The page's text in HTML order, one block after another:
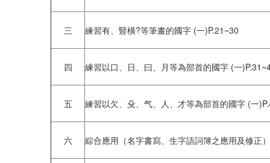
三 練習有、豎橫?等筆畫的國字 (一)P.21~30
四 練習以口、日、曰、月等為部首的國字 (一
五 練習以欠、殳、气、人、才等為部首的國字 (一
六 綜合應用（名字書寫、生字語詞簿之應用及修正）